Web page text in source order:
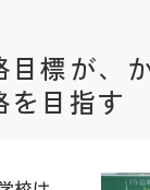
目標が、
目指す